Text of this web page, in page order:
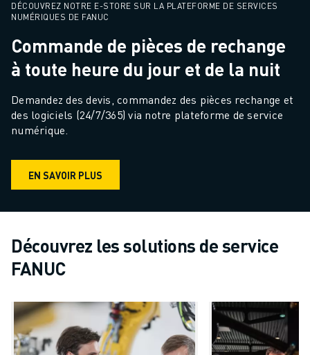
DÉCOUVREZ NOTRE E-STORE SUR LA PLATEFORME DE SERVICES
NUMÉRIQUES DE FANUC
Commande de pièces de rechange
à toute heure du jour et de la nuit
Demandez des devis, commandez des pièces rechange et
des logiciels (24/7/365) via notre plateforme de service
numérique.
EN SAVOIR PLUS
Découvrez les solutions de service
FANUC